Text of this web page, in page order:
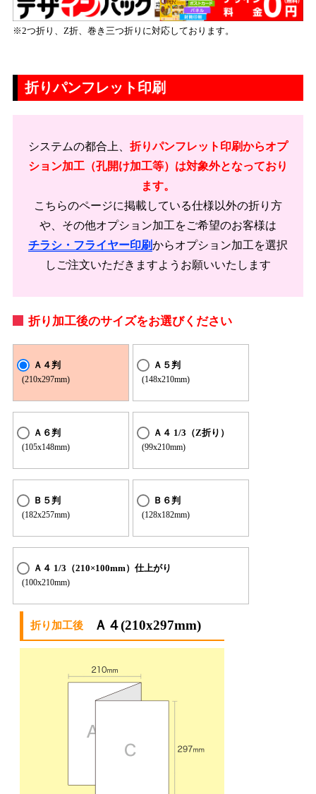
※2つ折り、Z折、巻き三つ折りに対応しております。
折りパンフレット印刷
システムの都合上、 折りパンフレット印刷からオプ
ション加工（孔開け加工等）は対象外となっており
ます。
こちらのページに掲載している仕様以外の折り方
や、その他オプション加工をご希望のお客様は
チラシ・フライヤー印刷からオプション加工を選択
しご注文いただきますようお願いいたします
折り加工後のサイズをお選びください
Ａ４判
(210x297mm)
Ａ５判
(148x210mm)
Ａ６判
(105x148mm)
Ａ４ 1/3（Z折り）
(99x210mm)
Ｂ５判
(182x257mm)
Ｂ６判
(128x182mm)
Ａ４ 1/3（210×100mm）仕上がり
(100x210mm)
Ａ４(210x297mm)